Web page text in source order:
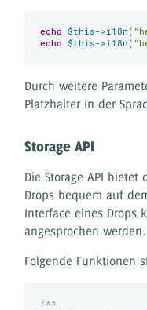
echo $this->i18n (
echo
$this->i18n (
Durch weitere
Platzhalter in der
Storage API
Die Storage API
Drops bequem auf
Interface eines Drops
angesprochen werden.
Folgende Funktionen
/**